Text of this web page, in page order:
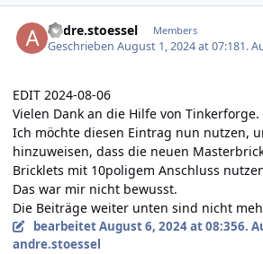
andre.stoessel Members
GeschriebenAugust 1, 2024 at 07:181.
EDIT 2024-08-06
Vielen Dank an die Hilfe von Tinkerforge.
Ich möchte diesen Eintrag nun nutzen,
hinzuweisen, dass die neuen
Bricklets mit 10poligem Anschluss
Das war mir nicht bewusst.
Die Beiträge weiter unten sind nicht
bearbeitetAugust 6, 2024 at 08:356.
andre.stoessel